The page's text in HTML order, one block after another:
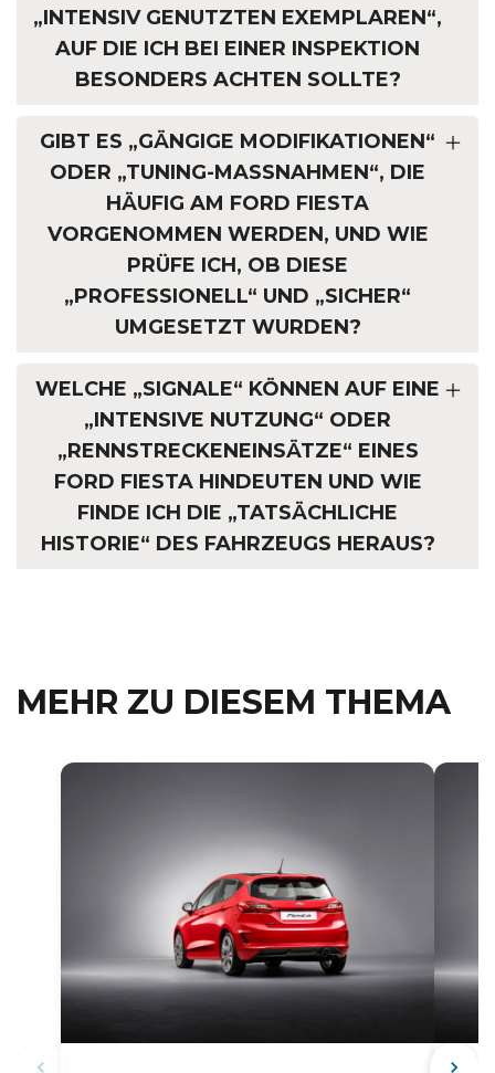
„INTENSIV GENUTZTEN EXEMPLAREN“,
AUF DIE ICH BEI EINER INSPEKTION
BESONDERS ACHTEN SOLLTE?
GIBT ES „GÄNGIGE MODIFIKATIONEN“
ODER „TUNING-MASSNAHMEN“, DIE H
ÄUFIG AM FORD FIESTA V
ORGENOMMEN WERDEN, UND WIE P
RÜFE ICH, OB DIESE „
PROFESSIONELL“ UND „SICHER“ U
MGESETZT WURDEN?
WELCHE „SIGNALE“ KÖNNEN AUF EINE
„INTENSIVE NUTZUNG“ ODER
„RENNSTRECKENEINSÄTZE“ EINES
FORD FIESTA HINDEUTEN UND WIE
FINDE ICH DIE „TATSÄCHLICHE
HISTORIE“ DES FAHRZEUGS HERAUS?
MEHR ZU DIESEM THEMA